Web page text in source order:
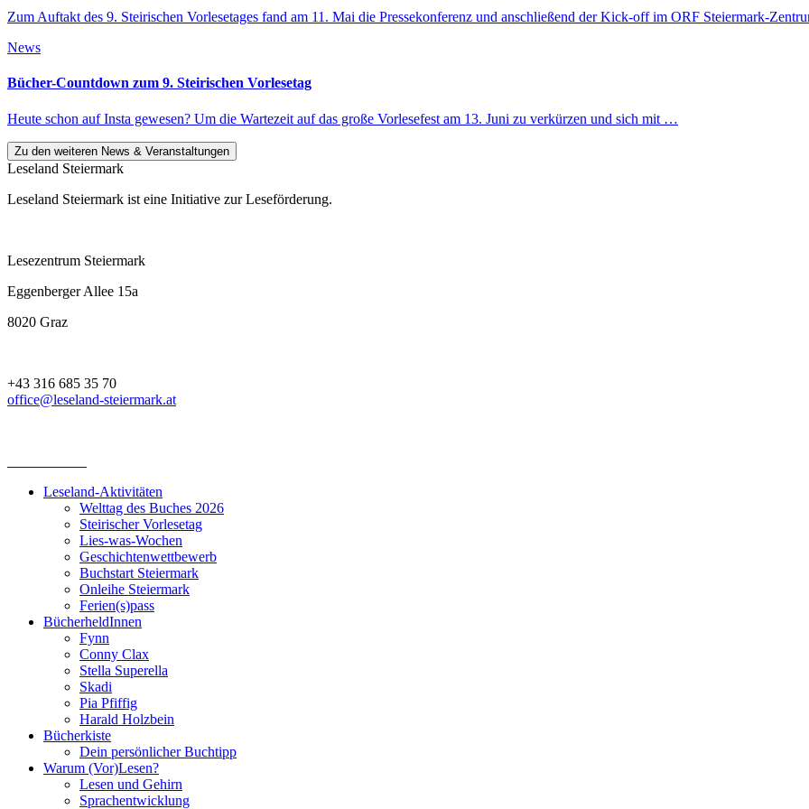
Zum Auftakt des 9. Steirischen Vorlesetages fand am 11. Mai die Pressekonferenz und anschließend der Kick-off im ORF Steiermark-
News
Bücher-Countdown zum 9. Steirischen Vorlesetag
Heute schon auf Insta gewesen? Um die Wartezeit auf das große Vorlesefest am 13. Juni zu verkürzen und sich mit …
Zu den weiteren News & Veranstaltungen
Leseland Steiermark
Leseland Steiermark ist eine Initiative zur Leseförderung.
Lesezentrum Steiermark
Eggenberger Allee 15a
8020 Graz
+43 316 685 35 70
office@leseland-steiermark.at
Leseland-Aktivitäten
Welttag des Buches 2026
Steirischer Vorlesetag
Lies-was-Wochen
Geschichtenwettbewerb
Buchstart Steiermark
Onleihe Steiermark
Ferien(s)pass
BücherheldInnen
Fynn
Conny Clax
Stella Superella
Skadi
Pia Pfiffig
Harald Holzbein
Bücherkiste
Dein persönlicher Buchtipp
Warum (Vor)Lesen?
Lesen und Gehirn
Sprachentwicklung